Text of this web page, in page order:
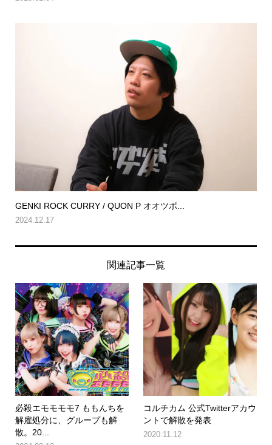
GENKI ROCK CURRY / QUON P オオツボ...
2024.12.17
関連記事一覧
必殺エモモモモ7 ももんちを
解雇処分に、グループも解
散。20...
コルチカム 公式Twitterアカウ
ントで解散を発表
2020.11.12